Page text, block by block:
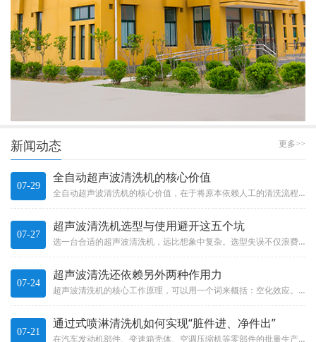
更多>>
新闻动态
07-29
全自动超声波清洗机的核心价值
全自动超声波清洗机的核心价值，在于将原本依赖人工的清洗流程有效自动化。它不只是“加了个机械手”那么简单，而是一整套系统...
07-27
超声波清洗机选型与使用避开这五个坑
选一台合适的超声波清洗机，远比想象中复杂。选型失误不仅浪费投资，更可能影响产品质量和生产效率。Choosing a s...
07-24
超声波清洗还依赖另外两种作用力
超声波清洗机的核心工作原理，可以用一个词来概括：空化效应。这不是什么玄乎的概念，而是一种实实在在的物理现象。The c...
07-21
通过式喷淋清洗机如何实现“脏件进、净件出”
在汽车发动机部件、变速箱壳体、空调压缩机等零部件的批量生产中，清洗效率直接决定了整条生产线的节拍。通过式喷淋清洗机就像...